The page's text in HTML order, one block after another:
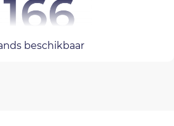
beschikbaar